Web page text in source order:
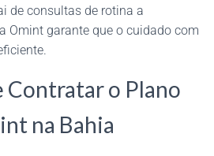
de consultas de rotina a
Omint garante que o cuidado com
Contratar o Plano
na Bahia